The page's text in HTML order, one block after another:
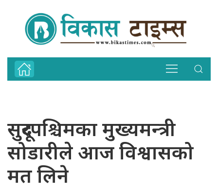
सुदूरपश्चिमका मुख्यमन्त्री
सोडारीले आज विश्वासको
मत लिने